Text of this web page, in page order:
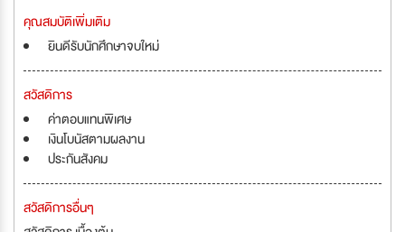
คุณสมบัติเพิ่มเติม
ยินดีรับนักศึกษาจบใหม่
สวัสดิการ
ค่าตอบแทนพิเศษ
เงินโบนัสตามผลงาน
ประกันสังคม
สวัสดิการอื่นๆ